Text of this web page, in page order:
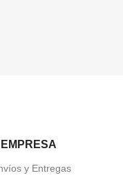
y Entregas